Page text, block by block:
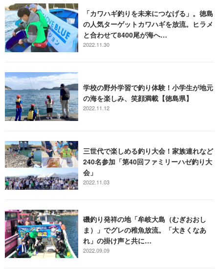
「カワハギ釣りを未来につなげる」。徳島
の人気ターゲットカワハギを放流。ヒラメ
と合わせて8400尾が海へ…
2022.11.30
学校の野外学習で釣り体験！小学生が地元
の海を楽しみ、笑顔満載【徳島県】
2022.11.12
三世代で楽しめる釣り大会！家族連れなど
240名参加「第40回ファミリーハゼ釣り大
会」
2022.11.03
磯釣り発祥の地「牟岐大島（むぎおおし
ま）」でグレの稚魚放流。「大きくなあ
れ」の掛け声と共に…
2022.09.09